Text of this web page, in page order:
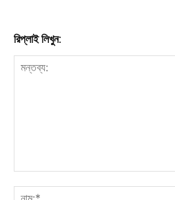
রিপ্লাই লিখুন: